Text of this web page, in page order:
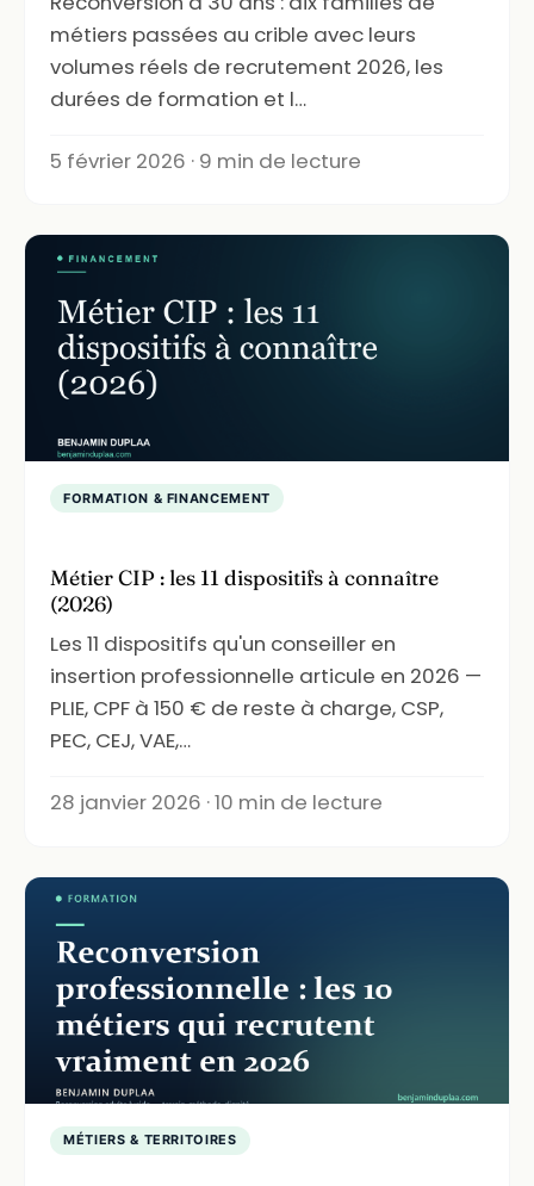
métiers passées au crible avec leurs
volumes réels de recrutement 2026, les
durées de formation et l…
5 février 2026 · 9 min de lecture
FORMATION & FINANCEMENT
Métier CIP : les 11 dispositifs à connaître
(2026)
Les 11 dispositifs qu'un conseiller en
insertion professionnelle articule en 2026 —
PLIE, CPF à 150 € de reste à charge, CSP,
PEC, CEJ, VAE,…
28 janvier 2026 · 10 min de lecture
MÉTIERS & TERRITOIRES